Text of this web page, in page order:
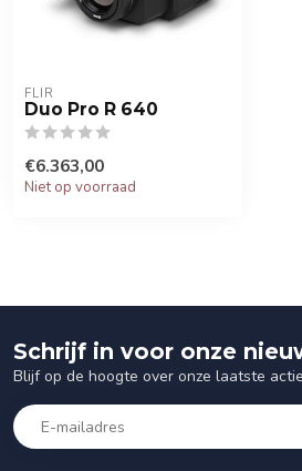
FLIR
Duo Pro R 640
€6.363,00
Niet op voorraad
Schrijf in voor onze
Blijf op de hoogte over onze laatste